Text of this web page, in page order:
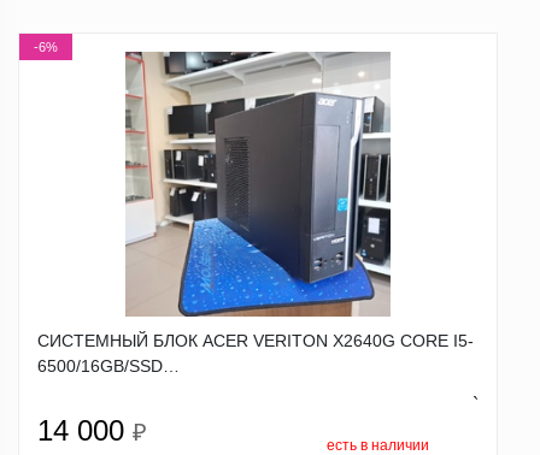
-6%
СИСТЕМНЫЙ БЛОК ACER VERITON X2640G CORE I5-
6500/16GB/SSD…
14 000 ₽
`
есть в наличии